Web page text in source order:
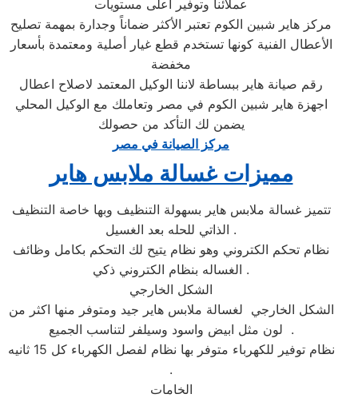
عملائنا وتوفير أعلى مستويات
مركز هاير شبين الكوم تعتبر الأكثر ضماناً وجدارة بمهمة تصليح
الأعطال الفنية كونها تستخدم قطع غيار أصلية ومعتمدة بأسعار
مخفضة
رقم صيانة هاير ببساطة لاننا الوكيل المعتمد لاصلاح اعطال
اجهزة هاير شبين الكوم في مصر وتعاملك مع الوكيل المحلي
يضمن لك التأكد من حصولك
مركز الصيانة في مصر
مميزات غسالة ملابس هاير
تتميز غسالة ملابس هاير بسهولة التنظيف وبها خاصة التنظيف
الذاتي للحله بعد الغسيل .
نظام تحكم الكتروني وهو نظام يتيح لك التحكم بكامل وظائف
الغساله بنظام الكتروني ذكي .
الشكل الخارجي
الشكل الخارجي لغسالة ملابس هاير جيد ومتوفر منها اكثر من
لون مثل ابيض واسود وسيلفر لتناسب الجميع .
نظام توفير للكهرباء متوفر بها نظام لفصل الكهرباء كل 15 ثانيه
.
الخامات